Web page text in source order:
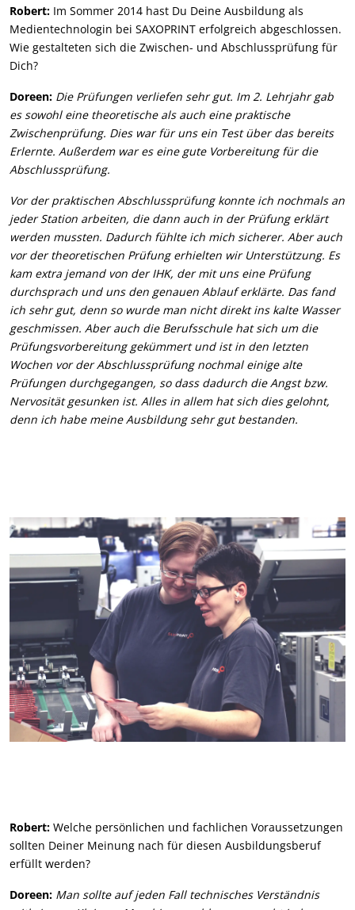
Robert: Im Sommer 2014 hast Du Deine Ausbildung als
Medientechnologin bei SAXOPRINT erfolgreich abgeschlossen.
Wie gestalteten sich die Zwischen- und Abschlussprüfung für
Dich?
Doreen: Die Prüfungen verliefen sehr gut. Im 2. Lehrjahr gab
es sowohl eine theoretische als auch eine praktische
Zwischenprüfung. Dies war für uns ein Test über das bereits
Erlernte. Außerdem war es eine gute Vorbereitung für die
Abschlussprüfung.
Vor der praktischen Abschlussprüfung konnte ich nochmals an
jeder Station arbeiten, die dann auch in der Prüfung erklärt
werden mussten. Dadurch fühlte ich mich sicherer. Aber auch
vor der theoretischen Prüfung erhielten wir Unterstützung. Es
kam extra jemand von der IHK, der mit uns eine Prüfung
durchsprach und uns den genauen Ablauf erklärte. Das fand
ich sehr gut, denn so wurde man nicht direkt ins kalte Wasser
geschmissen. Aber auch die Berufsschule hat sich um die
Prüfungsvorbereitung gekümmert und ist in den letzten
Wochen vor der Abschlussprüfung nochmal einige alte
Prüfungen durchgegangen, so dass dadurch die Angst bzw.
Nervosität gesunken ist. Alles in allem hat sich dies gelohnt,
denn ich habe meine Ausbildung sehr gut bestanden.
Robert: Welche persönlichen und fachlichen Voraussetzungen
sollten Deiner Meinung nach für diesen Ausbildungsberuf
erfüllt werden?
Doreen: Man sollte auf jeden Fall technisches Verständnis